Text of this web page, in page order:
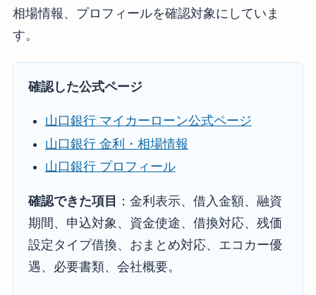
相場情報、プロフィールを確認対象にしていま
す。
確認した公式ページ
山口銀行 マイカーローン公式ページ
山口銀行 金利・相場情報
山口銀行 プロフィール
確認できた項目
：金利表示、借入金額、融資
期間、申込対象、資金使途、借換対応、残価
設定タイプ借換、おまとめ対応、エコカー優
遇、必要書類、会社概要。